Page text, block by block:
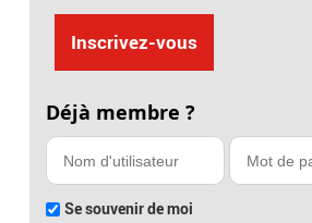
Inscrivez-vous
Déjà membre ?
Se souvenir de moi